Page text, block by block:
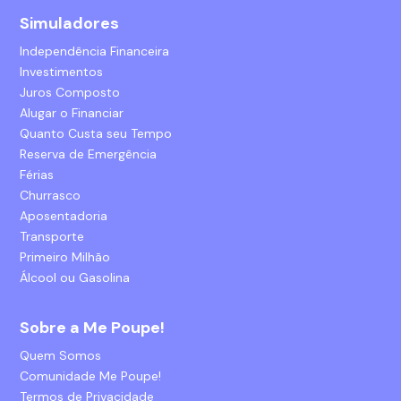
Simuladores
Independência Financeira
Investimentos
Juros Composto
Alugar o Financiar
Quanto Custa seu Tempo
Reserva de Emergência
Férias
Churrasco
Aposentadoria
Transporte
Primeiro Milhão
Álcool ou Gasolina
Sobre a Me Poupe!
Quem Somos
Comunidade Me Poupe!
Termos de Privacidade